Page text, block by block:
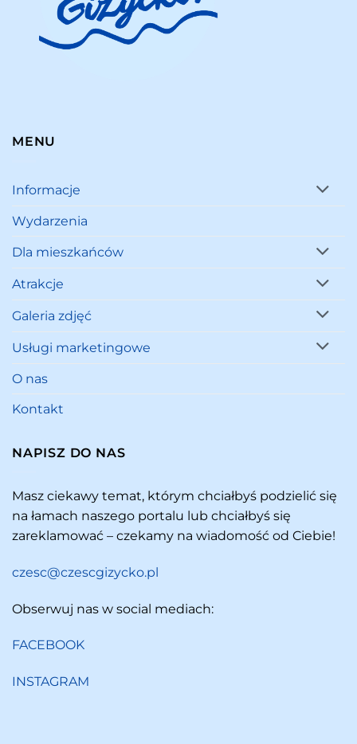
MENU
Informacje
Wydarzenia
Dla mieszkańców
Atrakcje
Galeria zdjęć
Usługi marketingowe
O nas
Kontakt
NAPISZ DO NAS
Masz ciekawy temat, którym chciałbyś podzielić się
na łamach naszego portalu lub chciałbyś się
zareklamować – czekamy na wiadomość od Ciebie!
czesc@czescgizycko.pl
Obserwuj nas w social mediach:
FACEBOOK
INSTAGRAM